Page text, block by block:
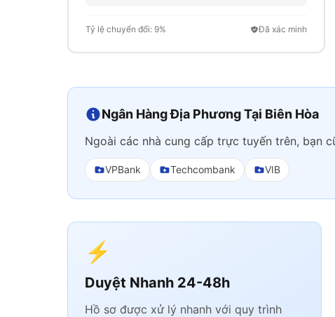
Tỷ lệ chuyển đổi: 9% Đã xác minh
Ngân Hàng Địa Phương Tại Biên Hòa
Ngoài các nhà cung cấp trực tuyến trên, bạn
VPBank Techcombank VIB
⚡
Duyệt Nhanh 24-48h
Hồ sơ được xử lý nhanh với quy trình